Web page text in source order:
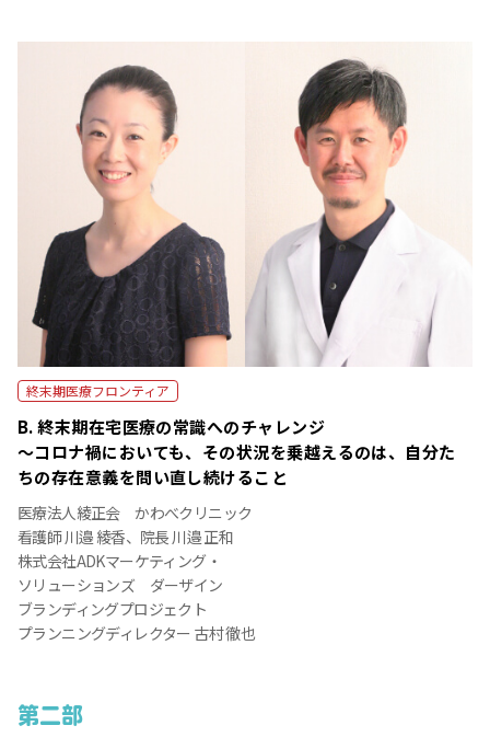
終末期医療フロンティア
B. 終末期在宅医療の常識へのチャレンジ
～コロナ禍においても、その状況を乗越えるのは、自分た
ちの存在意義を問い直し続けること
医療法人綾正会 かわべクリニック
看護師 川邉 綾⾹、院⻑ 川邉 正和
株式会社ADKマーケティング・
ソリューションズ ダーザイン
ブランディングプロジェクト
プランニングディレクター 古村 徹也
第二部